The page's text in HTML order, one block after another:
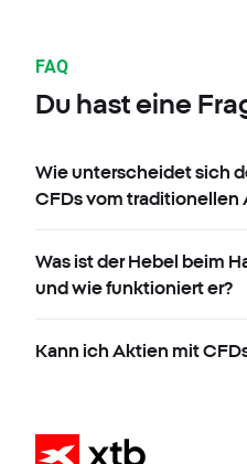
FAQ
Du hast eine
Wie unterscheidet sich
CFDs vom traditionellen
Was ist der Hebel beim
und wie funktioniert er?
Kann ich Aktien mit